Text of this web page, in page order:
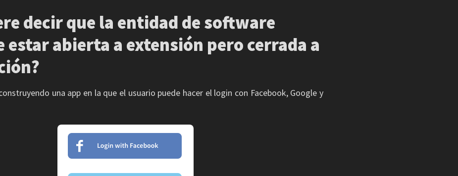
decir que la entidad de software
estar abierta a extensión pero cerrada a
una app en la que el usuario puede hacer el login con Facebook, Google y